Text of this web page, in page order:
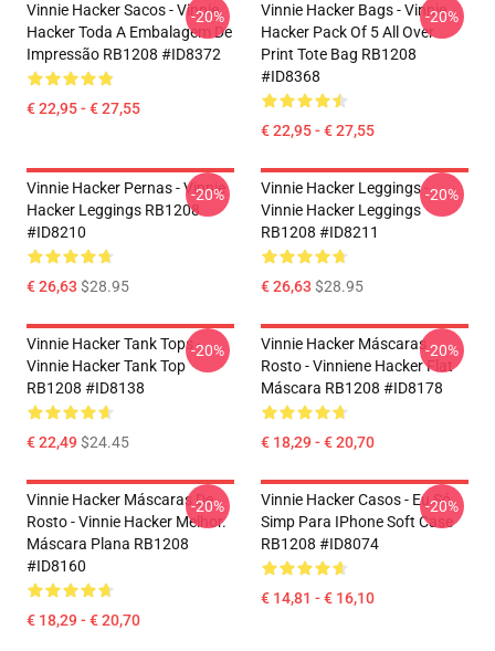
Vinnie Hacker Sacos - Vinnie
Hacker Toda A Embalagem De
Impressão RB1208 #ID8372
€ 22,95 - € 27,55
-20%
Vinnie Hacker Bags - Vinnie
Hacker Pack Of 5 All Over
Print Tote Bag RB1208
#ID8368
€ 22,95 - € 27,55
-20%
Vinnie Hacker Pernas - Vinnie
Hacker Leggings RB1208
#ID8210
€ 26,63 $28.95
-20%
Vinnie Hacker Leggings -
Vinnie Hacker Leggings
RB1208 #ID8211
€ 26,63 $28.95
-20%
Vinnie Hacker Tank Tops -
Vinnie Hacker Tank Top
RB1208 #ID8138
€ 22,49$24.45
-20%
Vinnie Hacker Máscaras
Rosto - Vinniene Hacker Flat
Máscara RB1208 #ID8178
€ 18,29 - € 20,70
-20%
Vinnie Hacker Máscaras De
Rosto - Vinnie Hacker Melhor.
Máscara Plana RB1208
#ID8160
€ 18,29 - € 20,70
-20%
Vinnie Hacker Casos - Eu Só
Simp Para IPhone Soft Case
RB1208 #ID8074
€ 14,81 - € 16,10
-20%